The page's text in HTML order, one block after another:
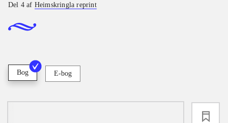
Del 4 af Heimskringla reprint
Bog E-bog